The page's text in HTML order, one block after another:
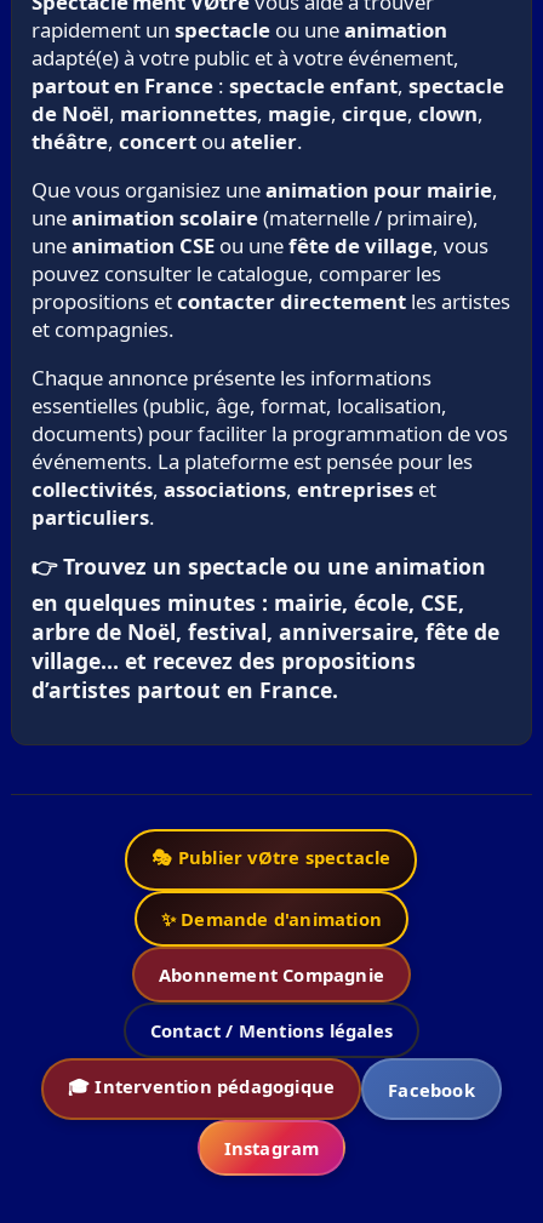
rapidement un spectacleou uneanimation
adapté(e) à votre public et à votre événement,
partout en France: spectacle enfant, spectacle
de Noël, marionnettes, magie, cirque, clown,
théâtre, concertou atelier.
Que vous organisiez uneanimation pour mairie,
uneanimation scolaire(maternelle / primaire),
uneanimation CSEou unefête de village, vous
pouvez consulter le catalogue, comparer les
propositions etcontacter directementles artistes
et compagnies.
Chaque annonce présente les informations
essentielles (public, âge, format, localisation,
documents) pour faciliter la programmation de vos
événements. La plateforme est pensée pour les
collectivités, associations, entrepriseset
particuliers.
👉 Trouvez un spectacle ou une animation
en quelques minutes : mairie, école, CSE,
arbre de Noël, festival, anniversaire, fête de
village… et recevez des propositions
d’artistes partout en France.
🎭 Publier vØtre spectacle
✨ Demande d'animation
Abonnement Compagnie
Contact / Mentions légales
🎓 Intervention pédagogique Facebook
Instagram